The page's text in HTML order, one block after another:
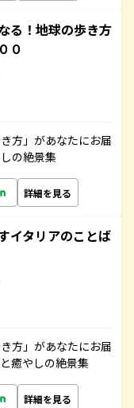
る！地球の歩き方
０
方」があなたにお届
の絶景集
詳細を見る
イタリアのことば
方」があなたにお届
癒やしの絶景集
詳細を見る